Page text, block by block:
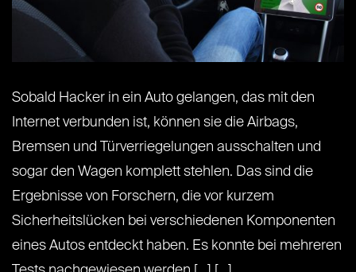
Sobald Hacker in ein Auto gelangen, das mit den
Internet verbunden ist, können sie die Airbags,
Bremsen und Türverriegelungen ausschalten und
sogar den Wagen komplett stehlen. Das sind die
Ergebnisse von Forschern, die vor kurzem
Sicherheitslücken bei verschiedenen Komponenten
eines Autos entdeckt haben. Es konnte bei mehreren